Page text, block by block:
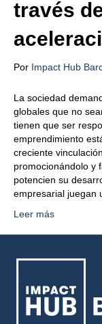
través
Por Impact Hub
La sociedad
globales que no
tienen que ser
emprendimiento
creciente
promocionándolo y
potencien su
empresarial juegan
Leer más